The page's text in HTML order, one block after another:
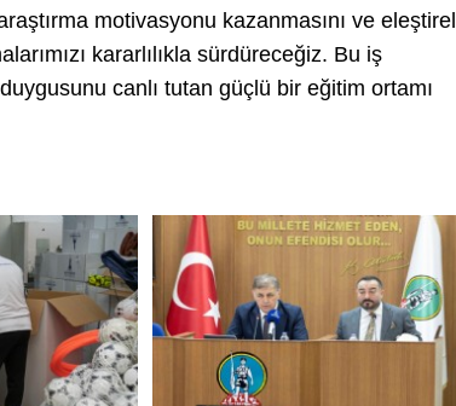
motivasyonu kazanmasını ve eleştirel
kararlılıkla sürdüreceğiz. Bu iş
canlı tutan güçlü bir eğitim ortamı